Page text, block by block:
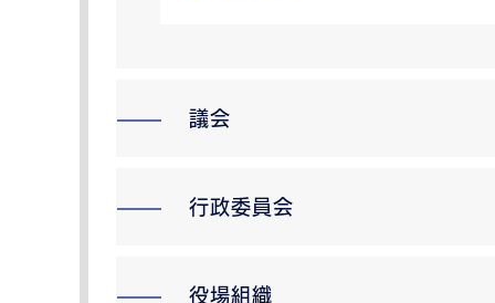
議会
行政委員会
役場組織